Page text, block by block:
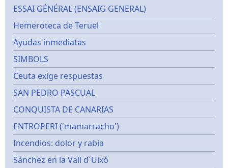
ESSAI GÉNÉRAL (ENSAIG GENERAL)
Hemeroteca de Teruel
Ayudas inmediatas
SIMBOLS
Ceuta exige respuestas
SAN PEDRO PASCUAL
CONQUISTA DE CANARIAS
ENTROPERI ('mamarracho')
Incendios: dolor y rabia
Sánchez en la Vall d´Uixó